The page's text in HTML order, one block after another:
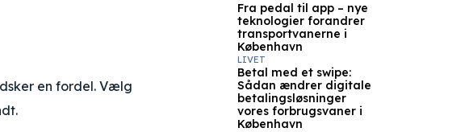
en fordel. Vælg
Fra pedal til app – nye
teknologier forandrer
transportvanerne i
København
Betal med et swipe:
Sådan ændrer digitale
betalingsløsninger
vores forbrugsvaner i
København
LIVET